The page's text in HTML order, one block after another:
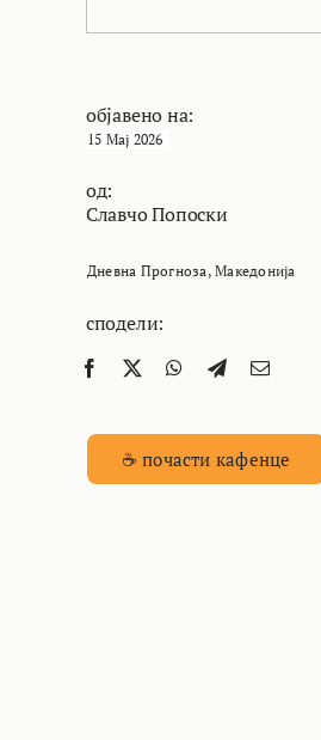
објавено на:
15 Мај 2026
од:
Славчо Попоски
Дневна Прогноза ,Македонија
сподели:
☕ почасти кафенце